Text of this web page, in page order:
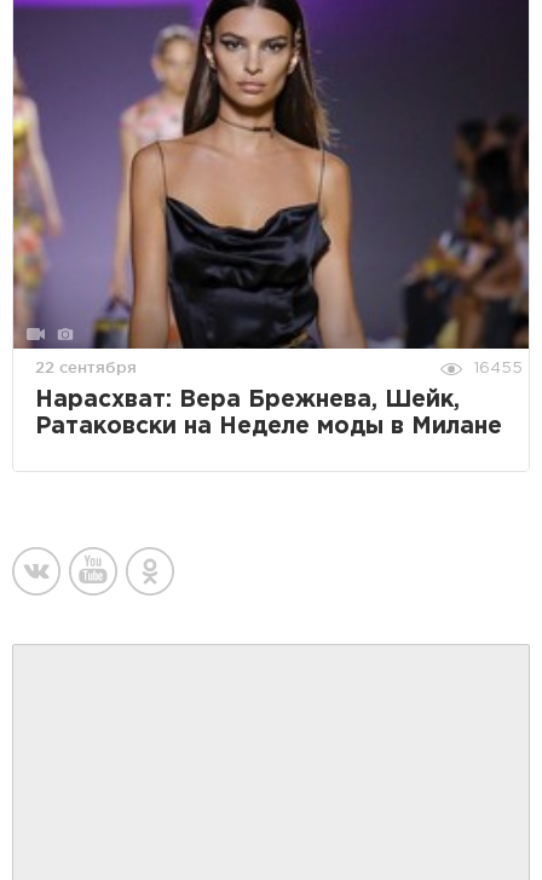
22 сентября 16455
Нарасхват: Вера Брежнева, Шейк,
Ратаковски на Неделе моды в Милане